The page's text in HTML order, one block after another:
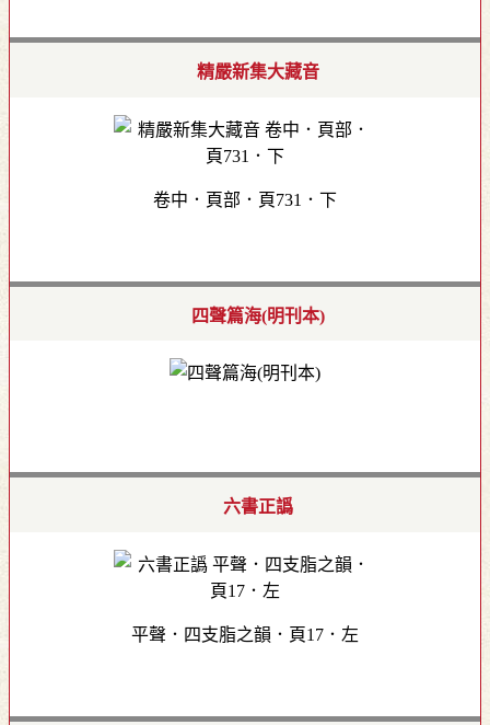
精嚴新集大藏音
卷中．頁部．頁731．下
四聲篇海(明刊本)
六書正譌
平聲．四支脂之韻．頁17．左